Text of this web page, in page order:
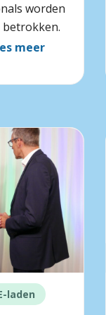
worden
betrokken.
meer
laden